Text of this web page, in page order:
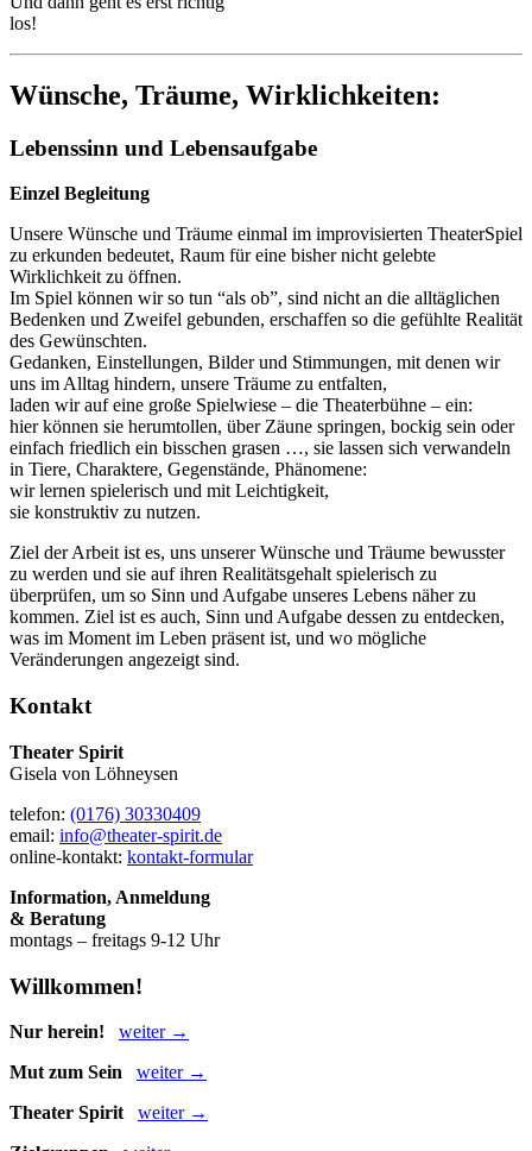
los!
Wünsche, Träume, Wirklichkeiten:
Lebenssinn und Lebensaufgabe
Einzel Begleitung
Unsere Wünsche und Träume einmal im improvisierten TheaterSpiel
zu erkunden bedeutet, Raum für eine bisher nicht gelebte
Wirklichkeit zu öffnen.
Im Spiel können wir so tun “als ob”, sind nicht an die alltäglichen
Bedenken und Zweifel gebunden, erschaffen so die gefühlte Realität
des Gewünschten.
Gedanken, Einstellungen, Bilder und Stimmungen, mit denen wir
uns im Alltag hindern, unsere Träume zu entfalten,
laden wir auf eine große Spielwiese – die Theaterbühne – ein:
hier können sie herumtollen, über Zäune springen, bockig sein oder
einfach friedlich ein bisschen grasen …, sie lassen sich verwandeln
in Tiere, Charaktere, Gegenstände, Phänomene:
wir lernen spielerisch und mit Leichtigkeit,
sie konstruktiv zu nutzen.
Ziel der Arbeit ist es, uns unserer Wünsche und Träume bewusster
zu werden und sie auf ihren Realitätsgehalt spielerisch zu
überprüfen, um so Sinn und Aufgabe unseres Lebens näher zu
kommen. Ziel ist es auch, Sinn und Aufgabe dessen zu entdecken,
was im Moment im Leben präsent ist, und wo mögliche
Veränderungen angezeigt sind.
Kontakt
Theater Spirit
Gisela von Löhneysen
telefon: (0176) 30330409
email: info@theater-spirit.de
online-kontakt: kontakt-formular
Information, Anmeldung
& Beratung
montags – freitags 9-12 Uhr
Willkommen!
Nur herein!
weiter →
Mut zum Sein
weiter →
Theater Spirit
weiter →